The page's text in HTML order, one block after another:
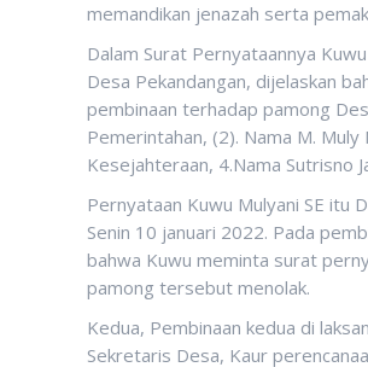
memandikan jenazah serta
Dalam Surat Pernyataannya
Desa Pekandangan, dijelaskan
pembinaan terhadap pamong
Pemerintahan, (2). Nama M. Muly
Kesejahteraan, 4.Nama Sutrisno
Pernyataan Kuwu Mulyani SE itu
Senin 10 januari 2022. Pada
bahwa Kuwu meminta surat
pamong tersebut menolak.
Kedua, Pembinaan kedua di
Sekretaris Desa, Kaur